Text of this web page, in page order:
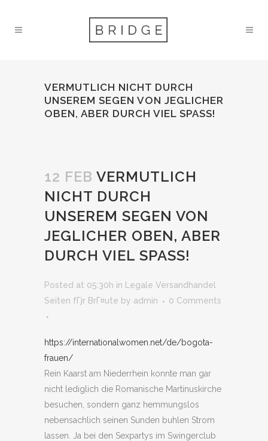
VERMUTLICH NICHT DURCH
UNSEREM SEGEN VON JEGLICHER
OBEN, ABER DURCH VIEL SPASS!
12 FEB VERMUTLICH
NICHT DURCH
UNSEREM SEGEN VON
JEGLICHER OBEN, ABER
DURCH VIEL SPASS!
Posted at 05:30h in
Legale Versandhandel
Seiten fГјr BrГ¤ute by admin 0 Comments
https://internationalwomen.net/de/bogota-
frauen/
Rein Kaarst am Niederrhein konnte man gar
nicht lediglich die Romanische Martinuskirche
besuchen, sondern ganz hemmungslos
nebensachlich seinen Sunden buhlen Strom
lassen. Ja bei den Sexpartys im Swingerclub